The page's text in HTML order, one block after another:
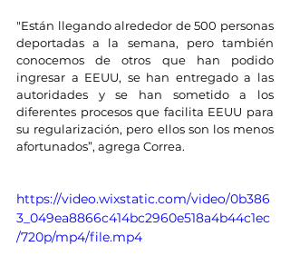
"Están llegando alrededor de 500 personas
deportadas a la semana, pero también
conocemos de otros que han podido
ingresar a EEUU, se han entregado a las
autoridades y se han sometido a los
diferentes procesos que facilita EEUU para
su regularización, pero ellos son los menos
afortunados”, agrega Correa.
https://video.wixstatic.com/video/0b386
3_049ea8866c414bc2960e518a4b44c1ec
/720p/mp4/file.mp4